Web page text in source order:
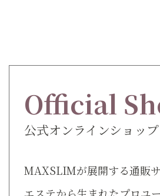
Official
公式オンラインショップ
MAXSLIMが展開する通販